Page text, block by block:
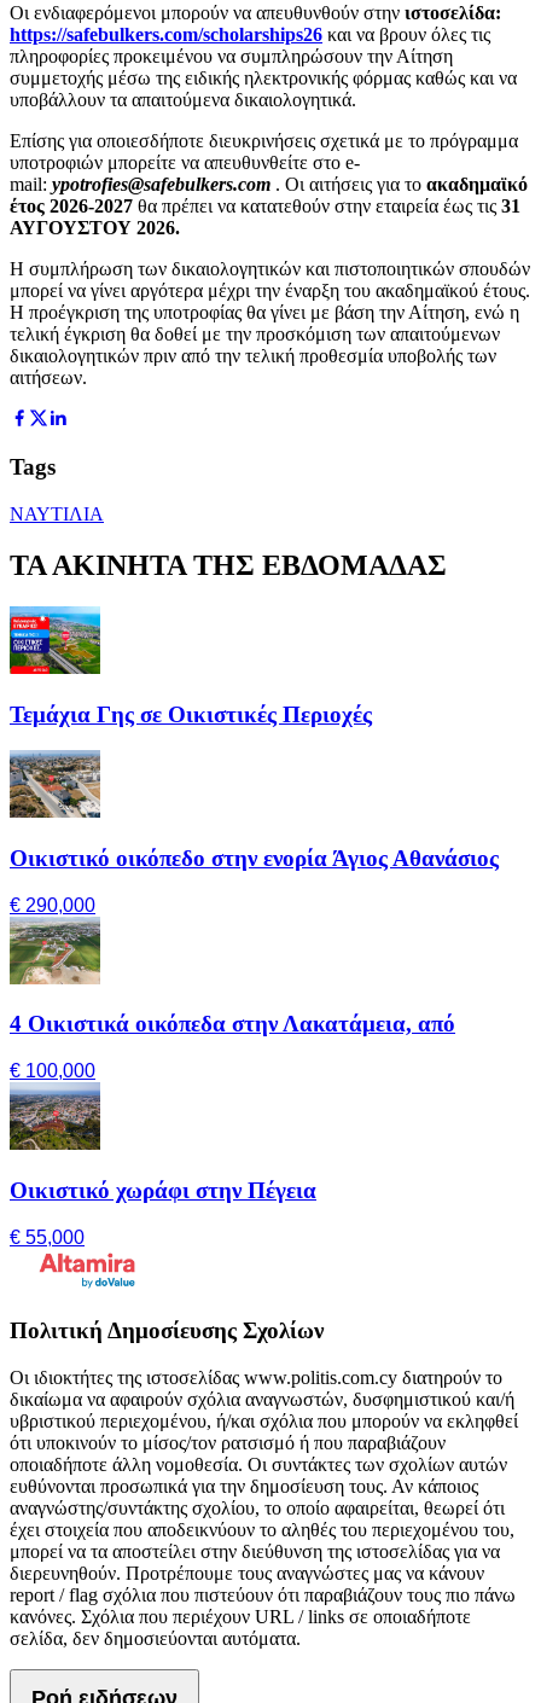
Οι ενδιαφερόμενοι μπορούν να απευθυνθούν στην ιστοσελίδα:
https://safebulkers.com/scholarships26 και να βρουν όλες τις
πληροφορίες προκειμένου να συμπληρώσουν την Αίτηση
συμμετοχής μέσω της ειδικής ηλεκτρονικής φόρμας καθώς και να
υποβάλλουν τα απαιτούμενα δικαιολογητικά.
Επίσης για οποιεσδήποτε διευκρινήσεις σχετικά με το πρόγραμμα
υποτροφιών μπορείτε να απευθυνθείτε στο e-
mail: ypotrofies@safebulkers.com . Οι αιτήσεις για το ακαδημαϊκό
έτος 2026-2027 θα πρέπει να κατατεθούν στην εταιρεία έως τις 31
ΑΥΓΟΥΣΤΟΥ 2026.
Η συμπλήρωση των δικαιολογητικών και πιστοποιητικών σπουδών
μπορεί να γίνει αργότερα μέχρι την έναρξη του ακαδημαϊκού έτους.
Η προέγκριση της υποτροφίας θα γίνει με βάση την Αίτηση, ενώ η
τελική έγκριση θα δοθεί με την προσκόμιση των απαιτούμενων
δικαιολογητικών πριν από την τελική προθεσμία υποβολής των
αιτήσεων.
Tags
ΝΑΥΤΙΛΙΑ
ΤΑ ΑΚΙΝΗΤΑ ΤΗΣ ΕΒΔΟΜΑΔΑΣ
Τεμάχια Γης σε Οικιστικές Περιοχές
Οικιστικό οικόπεδο στην ενορία Άγιος Αθανάσιος
€ 290,000
4 Οικιστικά οικόπεδα στην Λακατάμεια, από
€ 100,000
Οικιστικό χωράφι στην Πέγεια
€ 55,000
Πολιτική Δημοσίευσης Σχολίων
Οι ιδιοκτήτες της ιστοσελίδας www.politis.com.cy διατηρούν το
δικαίωμα να αφαιρούν σχόλια αναγνωστών, δυσφημιστικού και/ή
υβριστικού περιεχομένου, ή/και σχόλια που μπορούν να εκληφθεί
ότι υποκινούν το μίσος/τον ρατσισμό ή που παραβιάζουν
οποιαδήποτε άλλη νομοθεσία. Οι συντάκτες των σχολίων αυτών
ευθύνονται προσωπικά για την δημοσίευση τους. Αν κάποιος
αναγνώστης/συντάκτης σχολίου, το οποίο αφαιρείται, θεωρεί ότι
έχει στοιχεία που αποδεικνύουν το αληθές του περιεχομένου του,
μπορεί να τα αποστείλει στην διεύθυνση της ιστοσελίδας για να
διερευνηθούν. Προτρέπουμε τους αναγνώστες μας να κάνουν
report / flag σχόλια που πιστεύουν ότι παραβιάζουν τους πιο πάνω
κανόνες. Σχόλια που περιέχουν URL / links σε οποιαδήποτε
σελίδα, δεν δημοσιεύονται αυτόματα.